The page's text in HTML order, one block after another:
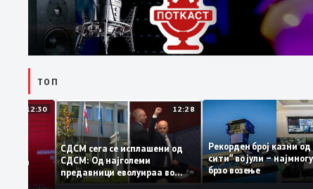
ТОП
12:30
на
12:28
СДСМ сега се исплашени од
СДСМ: Од најголеми
предавници еволуираа во
најголеми патриоти
Рекорден број
сити“ во јули –
брзо возење